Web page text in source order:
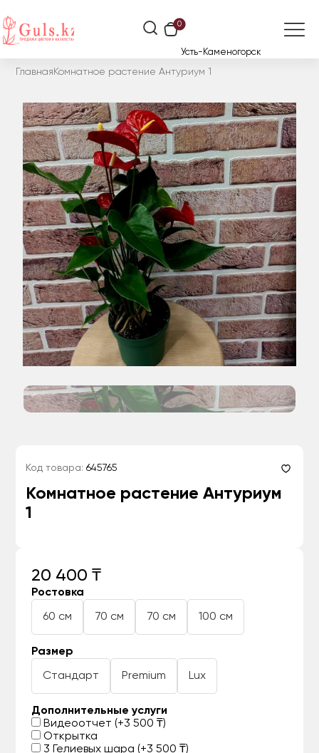
0
Усть-Каменогорск
Главная Комнатное растение Антуриум 1
Код товара: 645765
Комнатное растение Антуриум
1
20 400 ₸
Ростовка
60 см 70 см 70 см 100 см
Размер
Стандарт Premium Lux
Дополнительные услуги
Видеоотчет (+3 500 ₸)
Открытка
3 Гелиевых шара (+3 500 ₸)